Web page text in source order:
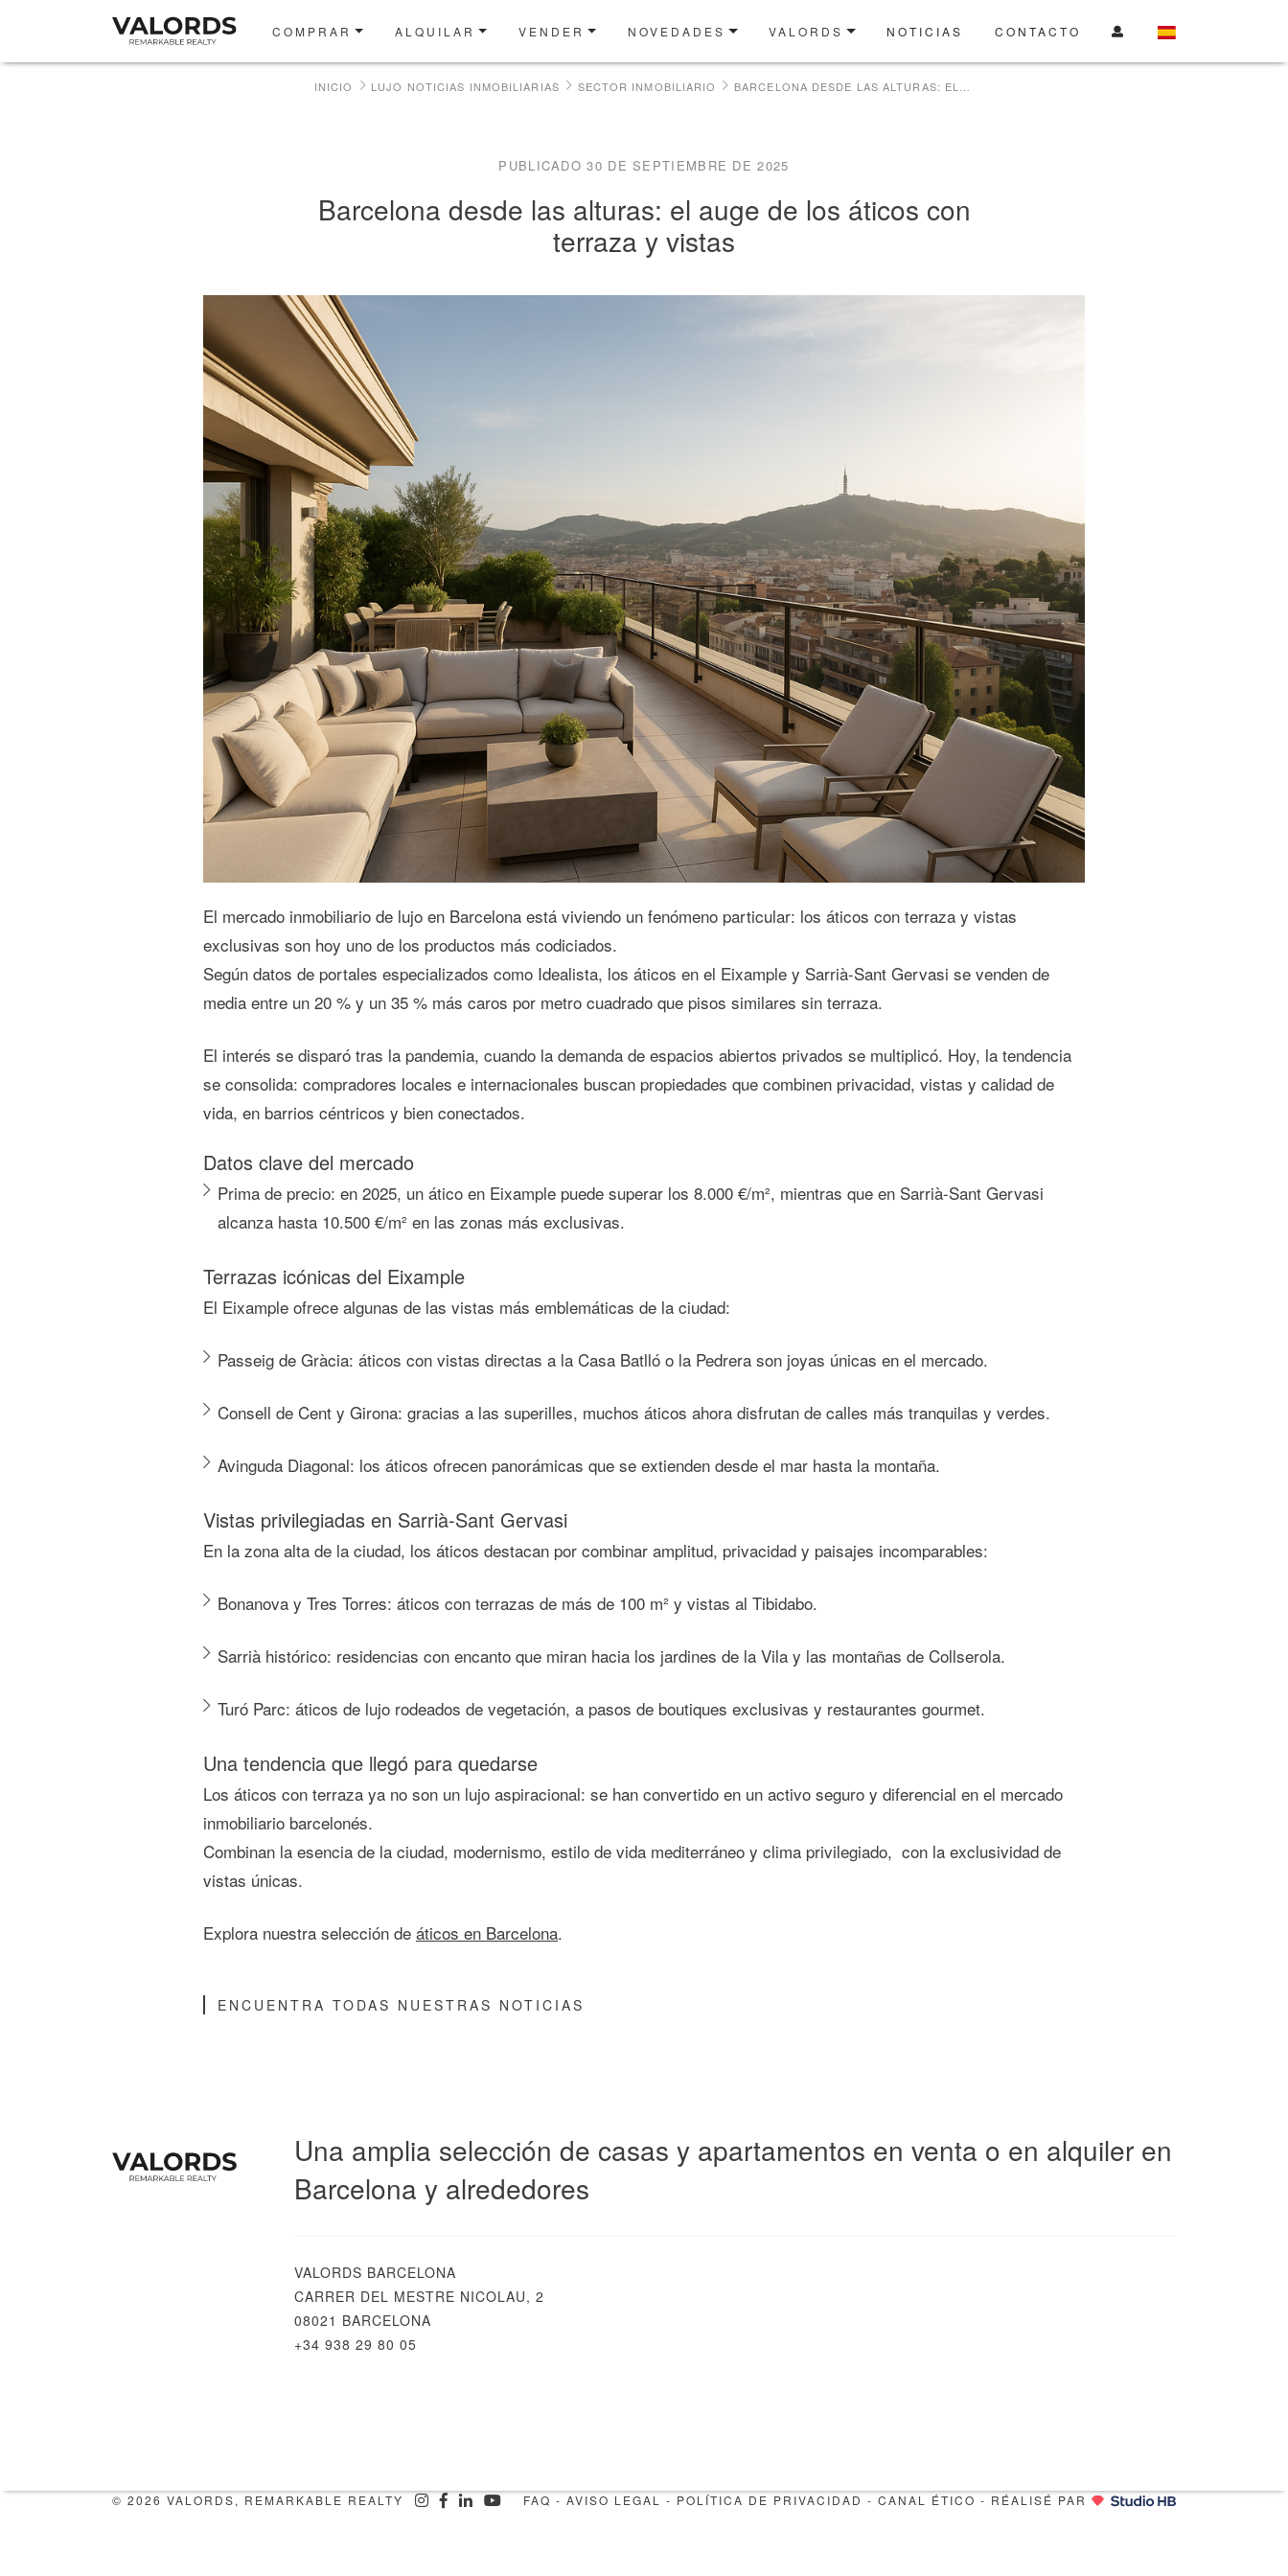
COMPRAR ALQUILAR VENDER NOVEDADES VALORDS NOTICIAS CONTACTO
INICIO LUJO NOTICIAS INMOBILIARIAS SECTOR INMOBILIARIO
PUBLICADO 30 DE SEPTIEMBRE DE 2025
Barcelona desde las alturas: el auge de los áticos con
terraza y vistas
El mercado inmobiliario de lujo en Barcelona está viviendo un fenómeno particular: los áticos con terraza y vistas
exclusivas son hoy uno de los productos más codiciados.
Según datos de portales especializados como Idealista, los áticos en el Eixample y Sarrià-Sant Gervasi se venden de
media entre un 20 % y un 35 % más caros por metro cuadrado que pisos similares sin terraza.
El interés se disparó tras la pandemia, cuando la demanda de espacios abiertos privados se multiplicó. Hoy, la tendencia
se consolida: compradores locales e internacionales buscan propiedades que combinen privacidad, vistas y calidad de
vida, en barrios céntricos y bien conectados.
Datos clave del mercado
Prima de precio: en 2025, un ático en Eixample puede superar los 8.000 €/m², mientras que en Sarrià-Sant Gervasi
alcanza hasta 10.500 €/m² en las zonas más exclusivas.
Terrazas icónicas del Eixample
El Eixample ofrece algunas de las vistas más emblemáticas de la ciudad:
Passeig de Gràcia: áticos con vistas directas a la Casa Batlló o la Pedrera son joyas únicas en el mercado.
Consell de Cent y Girona: gracias a las superilles, muchos áticos ahora disfrutan de calles más tranquilas y verdes.
Avinguda Diagonal: los áticos ofrecen panorámicas que se extienden desde el mar hasta la montaña.
Vistas privilegiadas en Sarrià-Sant Gervasi
En la zona alta de la ciudad, los áticos destacan por combinar amplitud, privacidad y paisajes incomparables:
Bonanova y Tres Torres: áticos con terrazas de más de 100 m² y vistas al Tibidabo.
Sarrià histórico: residencias con encanto que miran hacia los jardines de la Vila y las montañas de Collserola.
Turó Parc: áticos de lujo rodeados de vegetación, a pasos de boutiques exclusivas y restaurantes gourmet.
Una tendencia que llegó para quedarse
Los áticos con terraza ya no son un lujo aspiracional: se han convertido en un activo seguro y diferencial en el mercado
inmobiliario barcelonés.
Combinan la esencia de la ciudad, modernismo, estilo de vida mediterráneo y clima privilegiado, con la exclusividad de
vistas únicas.
Explora nuestra selección de áticos en Barcelona.
ENCUENTRA TODAS NUESTRAS NOTICIAS
Una amplia selección de casas y apartamentos en venta o en alquiler en
Barcelona y alrededores
VALORDS BARCELONA
CARRER DEL MESTRE NICOLAU, 2
08021 BARCELONA
+34 938 29 80 05
© 2026 VALORDS, REMARKABLE REALTY FAQ - AVISO LEGAL - POLÍTICA DE PRIVACIDAD - CANAL ÉTICO - RÉALISÉ PAR